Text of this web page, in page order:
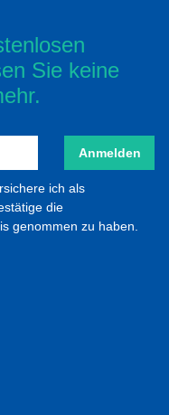
Sie keine
Anmelden
ich als
die
genommen zu haben.